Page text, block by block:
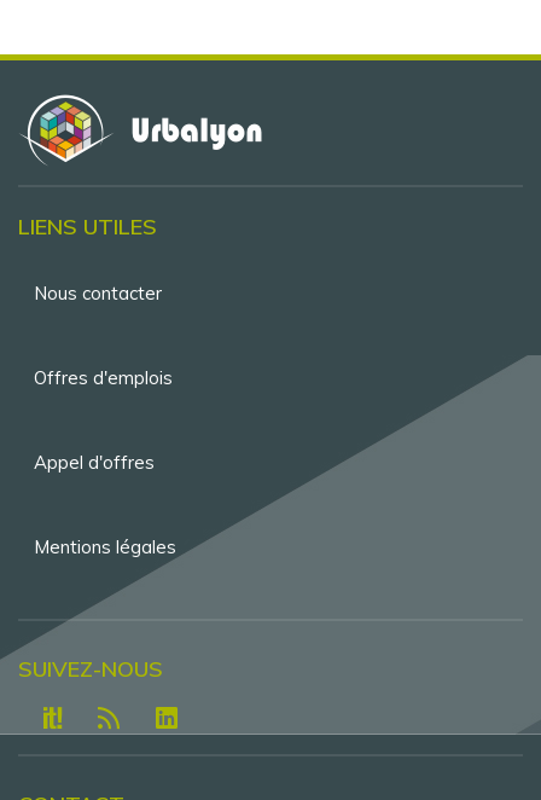
LIENS UTILES
Menu
de
Nous contacter
Offres d'emplois
Appel d'offres
Mentions légales
SUIVEZ-NOUS